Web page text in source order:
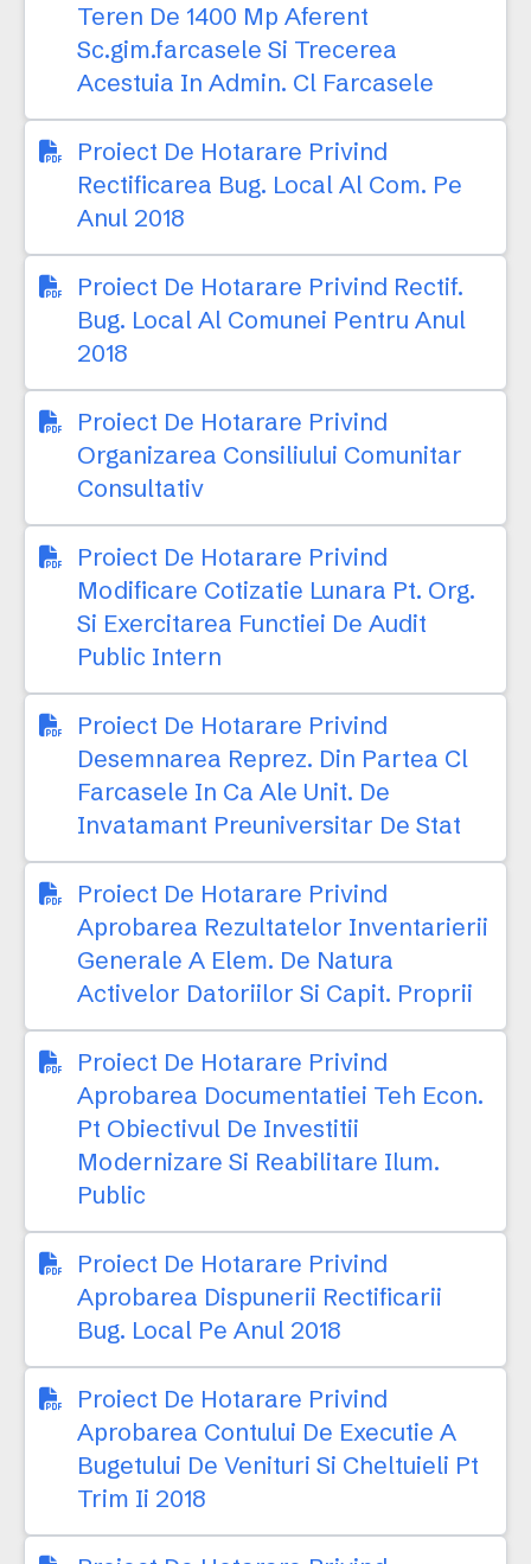
Teren De 1400 Mp Aferent
Sc.gim.farcasele Si Trecerea
Acestuia In Admin. Cl Farcasele
Proiect De Hotarare Privind
Rectificarea Bug. Local Al Com. Pe
Anul 2018
Proiect De Hotarare Privind Rectif.
Bug. Local Al Comunei Pentru Anul
2018
Proiect De Hotarare Privind
Organizarea Consiliului Comunitar
Consultativ
Proiect De Hotarare Privind
Modificare Cotizatie Lunara Pt. Org.
Si Exercitarea Functiei De Audit
Public Intern
Proiect De Hotarare Privind
Desemnarea Reprez. Din Partea Cl
Farcasele In Ca Ale Unit. De
Invatamant Preuniversitar De Stat
Proiect De Hotarare Privind
Aprobarea Rezultatelor Inventarierii
Generale A Elem. De Natura
Activelor Datoriilor Si Capit. Proprii
Proiect De Hotarare Privind
Aprobarea Documentatiei Teh Econ.
Pt Obiectivul De Investitii
Modernizare Si Reabilitare Ilum.
Public
Proiect De Hotarare Privind
Aprobarea Dispunerii Rectificarii
Bug. Local Pe Anul 2018
Proiect De Hotarare Privind
Aprobarea Contului De Executie A
Bugetului De Venituri Si Cheltuieli Pt
Trim Ii 2018